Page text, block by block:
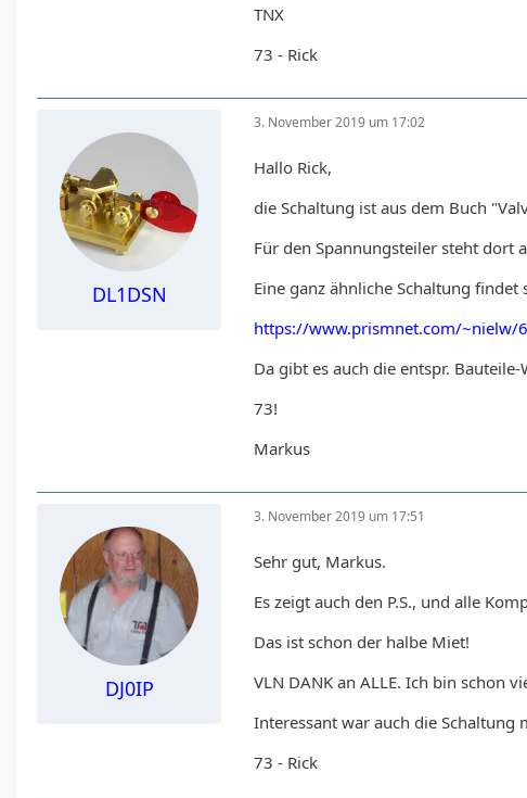
TNX
73 - Rick
DL1DSN
3. November 2019 um 17:02
Hallo Rick,
die Schaltung ist aus dem Buch
Für den Spannungsteiler steht dort
Eine ganz ähnliche Schaltung findet
https://www.prismnet.com/~nielw/
Da gibt es auch die entspr. Bauteile-
73!
Markus
DJ0IP
3. November 2019 um 17:51
Sehr gut, Markus.
Es zeigt auch den P.S., und alle
Das ist schon der halbe Miet!
VLN DANK an ALLE. Ich bin schon
Interessant war auch die Schaltung
73 - Rick